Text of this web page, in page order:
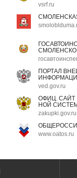
vsrf.ru
ПОРТАЛ
ved.gov.ru
ОФИЦ.
НОЙ
zakupki.gov.ru
www.oatos.ru